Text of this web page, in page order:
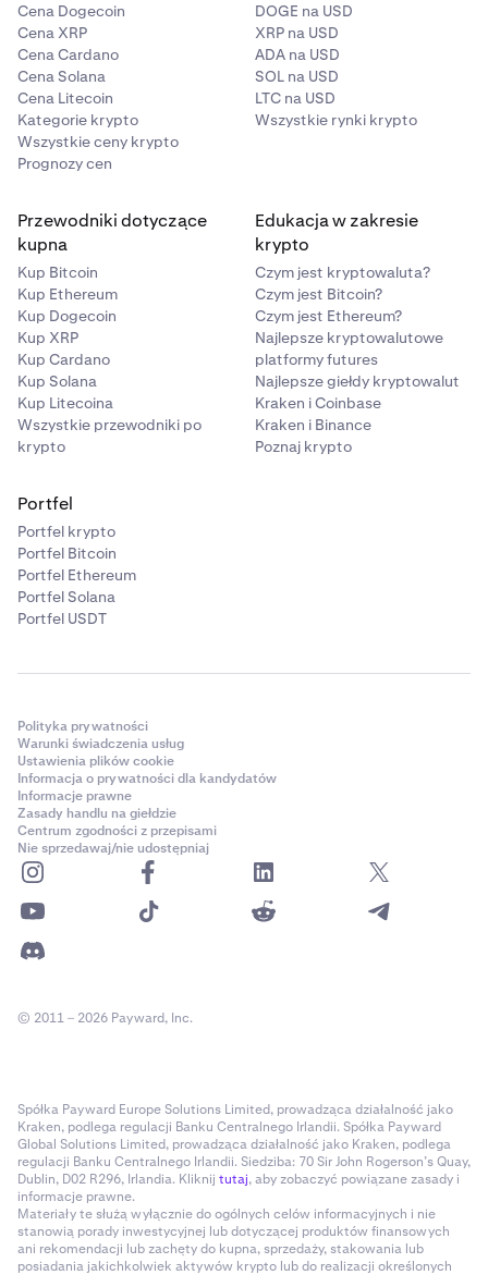
Cena Dogecoin
Cena XRP
Cena Cardano
Cena Solana
Cena Litecoin
Kategorie krypto
Wszystkie ceny krypto
Prognozy cen
DOGE na USD
XRP na USD
ADA na USD
SOL na USD
LTC na USD
Wszystkie rynki krypto
Przewodniki dotyczące
kupna
Kup Bitcoin
Kup Ethereum
Kup Dogecoin
Kup XRP
Kup Cardano
Kup Solana
Kup Litecoina
Wszystkie przewodniki po
krypto
Edukacja w zakresie
krypto
Czym jest kryptowaluta?
Czym jest Bitcoin?
Czym jest Ethereum?
Najlepsze kryptowalutowe
platformy futures
Najlepsze giełdy kryptowalut
Kraken i Coinbase
Kraken i Binance
Poznaj krypto
Portfel
Portfel krypto
Portfel Bitcoin
Portfel Ethereum
Portfel Solana
Portfel USDT
Polityka prywatności
Warunki świadczenia usług
Ustawienia plików cookie
Informacja o prywatności dla kandydatów
Informacje prawne
Zasady handlu na giełdzie
Centrum zgodności z przepisami
Nie sprzedawaj/nie udostępniaj
© 2011 – 2026 Payward, Inc.
Spółka Payward Europe Solutions Limited, prowadząca działalność jako
Kraken, podlega regulacji Banku Centralnego Irlandii. Spółka Payward
Global Solutions Limited, prowadząca działalność jako Kraken, podlega
regulacji Banku Centralnego Irlandii. Siedziba: 70 Sir John Rogerson’s Quay,
Dublin, D02 R296, Irlandia. Kliknij tutaj, aby zobaczyć powiązane zasady i
informacje prawne.
Materiały te służą wyłącznie do ogólnych celów informacyjnych i nie
stanowią porady inwestycyjnej lub dotyczącej produktów finansowych
ani rekomendacji lub zachęty do kupna, sprzedaży, stakowania lub
posiadania jakichkolwiek aktywów krypto lub do realizacji określonych